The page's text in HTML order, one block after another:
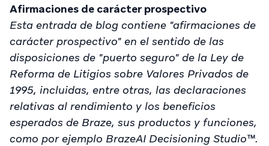
Afirmaciones de carácter prospectivo
Esta entrada de blog contiene "afirmaciones de
carácter prospectivo" en el sentido de las
disposiciones de "puerto seguro" de la Ley de
Reforma de Litigios sobre Valores Privados de
1995, incluidas, entre otras, las declaraciones
relativas al rendimiento y los beneficios
esperados de Braze, sus productos y funciones,
como por ejemplo BrazeAI Decisioning Studio™.